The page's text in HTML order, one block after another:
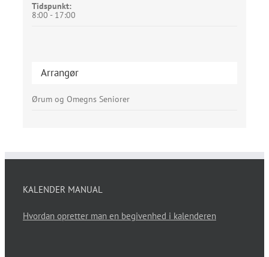
Tidspunkt:
8:00 - 17:00
Arrangør
Ørum og Omegns Seniorer
KALENDER MANUAL
Hvordan opretter man en begivenhed i kalenderen